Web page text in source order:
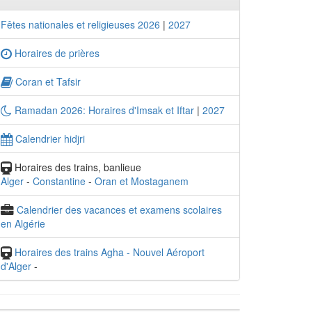
Fêtes nationales et religieuses 2026 | 2027
Horaires de prières
Coran et Tafsir
Ramadan 2026: Horaires d'Imsak et Iftar | 2027
Calendrier hidjri
Horaires des trains, banlieue
Alger - Constantine - Oran et Mostaganem
Calendrier des vacances et examens scolaires
en Algérie
Horaires des trains Agha - Nouvel Aéroport
d'Alger -